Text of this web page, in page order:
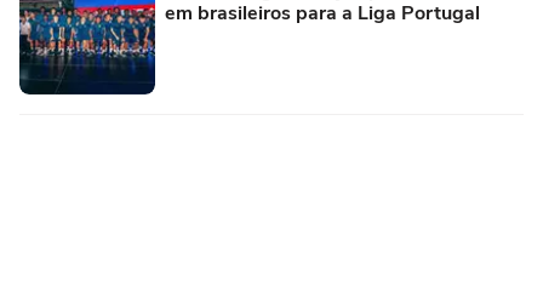
em brasileiros para a Liga Portugal